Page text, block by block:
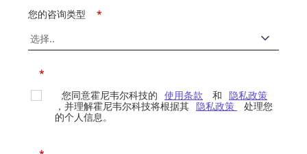
*
您的咨询类型
*
您同意霍尼韦尔科技的 使用条款 和 隐私政策
，并理解霍尼韦尔科技将根据其 隐私政策
处理您
的个人信息。